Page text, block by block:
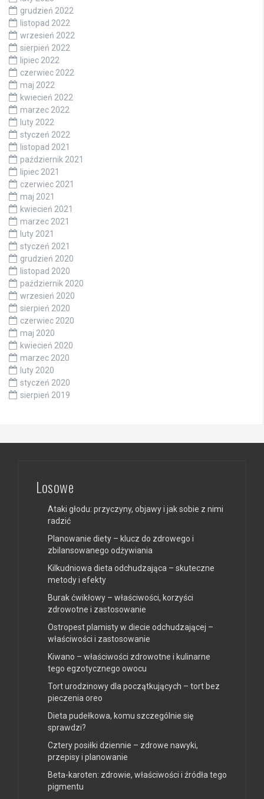
grudzień 2022
listopad 2022
wrzesień 2022
sierpień 2022
lipiec 2022
czerwiec 2022
maj 2022
kwiecień 2022
marzec 2022
luty 2022
styczeń 2022
listopad 2021
październik 2021
lipiec 2021
czerwiec 2021
maj 2021
kwiecień 2021
marzec 2021
luty 2021
styczeń 2021
grudzień 2020
listopad 2020
październik 2020
wrzesień 2020
sierpień 2020
czerwiec 2020
maj 2020
kwiecień 2020
marzec 2020
luty 2020
styczeń 2020
sierpień 2019
Losowe
Ataki głodu: przyczyny, objawy i jak sobie z nimi
radzić
Planowanie diety – klucz do zdrowego i
zbilansowanego odżywiania
Kilkudniowa dieta odchudzająca – skuteczne
metody i efekty
Burak ćwikłowy – właściwości, korzyści
zdrowotne i zastosowanie
Ostropest plamisty w diecie odchudzającej –
właściwości i zastosowanie
Kiwano – właściwości zdrowotne i kulinarne
tego egzotycznego owocu
Tort urodzinowy dla początkujących – tort bez
pieczenia oreo
Dieta pudełkowa, komu szczególnie się
sprawdzi?
Cztery posiłki dziennie – zdrowe nawyki,
przepisy i planowanie
Beta-karoten: zdrowie, właściwości i źródła tego
pigmentu